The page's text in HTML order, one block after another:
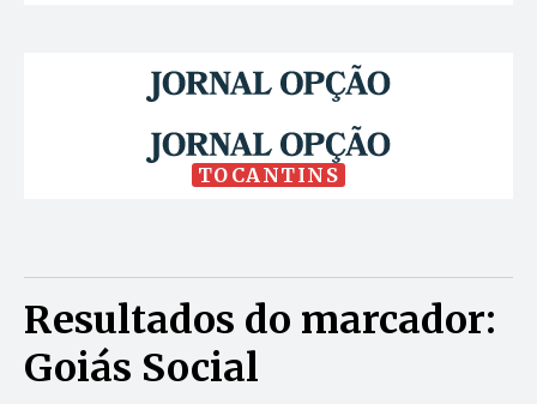
TOCANTINS
Resultados do marcador:
Goiás Social